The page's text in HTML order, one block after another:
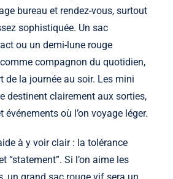
bureau et rendez-vous, surtout
sophistiquée. Un sac
ou un demi-lune rouge
compagnon du quotidien,
de la journée au soir. Les mini
destinent clairement aux sorties,
événements où l’on voyage léger.
à y voir clair : la tolérance
“statement”. Si l’on aime les